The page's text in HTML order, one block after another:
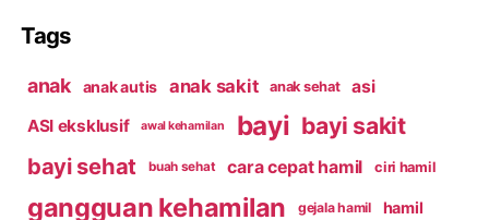
Tags
anak anak autis anak sakit anak sehat
asi
ASI eksklusif
awal kehamilan bayi bayi sakit
bayi sehat buah sehat cara cepat hamil ciri hamil
gangguan kehamilan gejala hamil hamil